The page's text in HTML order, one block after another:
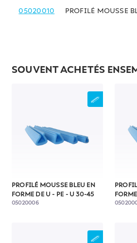
05020010 PROFILÉ MOUSSE
SOUVENT ACHETÉS
PROFILÉ MOUSSE BLEU EN
FORME DE U - PE - U 30-45
05020006